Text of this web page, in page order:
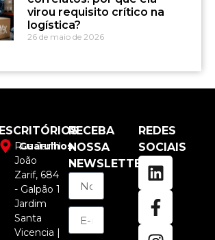
virou requisito crítico na
logística?
26 de maio de 2026
ESCRITÓRIOS
Guarulhos
Rua Jamil
João
Zarif, 684
- Galpão 1
Jardim
Santa
Vicencia |
RECEBA
NOSSA
NEWSLETTER
REDES
SOCIAIS